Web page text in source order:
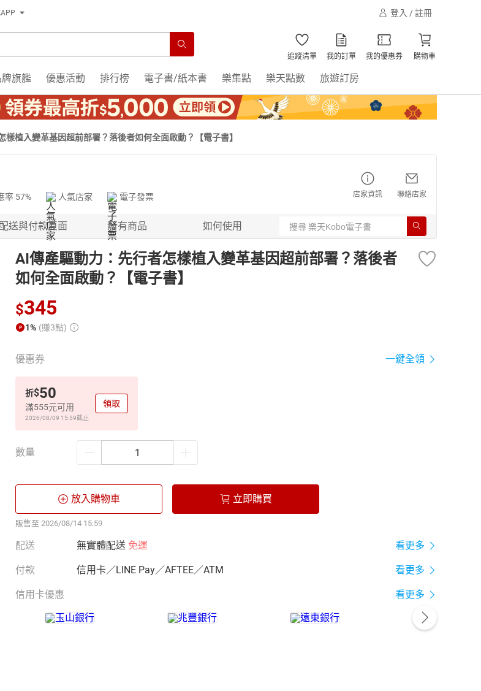
APP 登入 / 註冊
追蹤清單 我的訂單 我的優惠券 購物車
牌旗艦 優惠活動 排行榜 電子書/紙本書 樂集點 樂天點數 旅遊訂房
樣植入變革基因超前部署？落後者如何全面啟動？【電子書】
率 57% 人氣店家 電子發票 店家資訊 聯絡店家
送與付款頁面 所有商品 如何使用
AI傳產驅動力：先行者怎樣植入變革基因超前部署？落後者
如何全面啟動？【電子書】
$345
1% (賺3點)
優惠券 一鍵全領
折$50
滿555元可用
2026/08/09 15:59截止
領取
數量
放入購物車 立即購買
販售至 2026/08/14 15:59
配送 無實體配送 免運 看更多
付款 信用卡／LINE Pay／AFTEE／ATM 看更多
信用卡優惠 看更多